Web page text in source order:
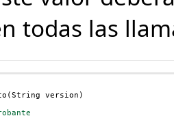
todas las
version)